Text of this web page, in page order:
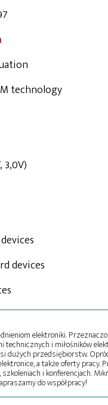
technology
3,0V)
devices
elektroniki.
i miłośników
dużych przedsiębiorstw.
a także oferty
i konferencjach.
do współpracy!